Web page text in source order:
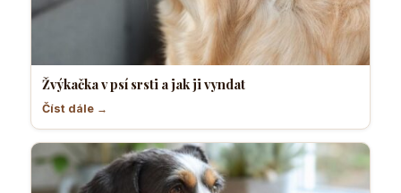
Žvýkačka v psí srsti a jak ji vyndat
Číst dále →